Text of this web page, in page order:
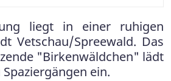
liegt in einer ruhigen
Vetschau/Spreewald. Das
"Birkenwäldchen" lädt
ein.